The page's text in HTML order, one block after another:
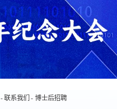
-联系我们 - 博士后招聘